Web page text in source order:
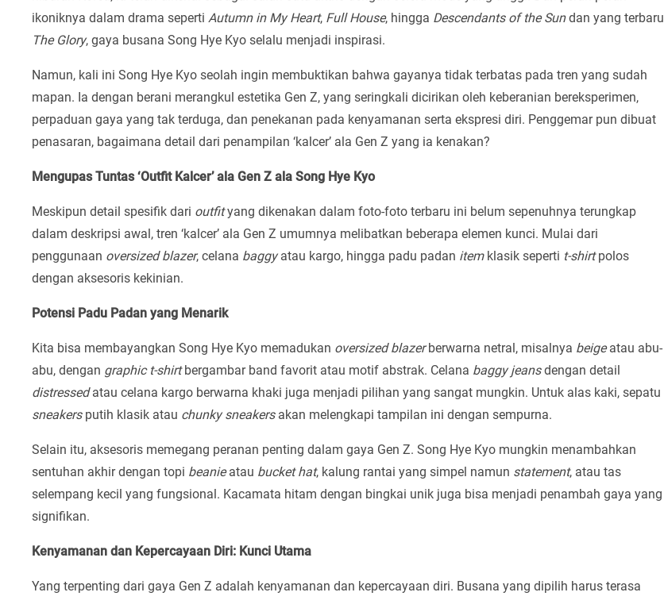
ikoniknya dalam drama seperti Autumn in My Heart, Full House, hingga Descendants of the Sundan yang terbaru
The Glory, gaya busana Song Hye Kyo selalu menjadi inspirasi.
Namun, kali ini Song Hye Kyo seolah ingin membuktikan bahwa gayanya tidak terbatas pada tren yang sudah
mapan. Ia dengan berani merangkul estetika Gen Z, yang seringkali dicirikan oleh keberanian bereksperimen,
perpaduan gaya yang tak terduga, dan penekanan pada kenyamanan serta ekspresi diri. Penggemar pun dibuat
penasaran, bagaimana detail dari penampilan ‘kalcer’ ala Gen Z yang ia kenakan?
Mengupas Tuntas ‘Outfit Kalcer’ ala Gen Z ala Song Hye Kyo
Meskipun detail spesifik dari outfityang dikenakan dalam foto-foto terbaru ini belum sepenuhnya terungkap
dalam deskripsi awal, tren ‘kalcer’ ala Gen Z umumnya melibatkan beberapa elemen kunci. Mulai dari
penggunaan oversized blazer, celana baggyatau kargo, hingga padu padan itemklasik seperti t-shirtpolos
dengan aksesoris kekinian.
Potensi Padu Padan yang Menarik
Kita bisa membayangkan Song Hye Kyo memadukan oversized blazerberwarna netral, misalnya beigeatau abu-
abu, dengan graphic t-shirtbergambar band favorit atau motif abstrak. Celana baggy jeansdengan detail
distressedatau celana kargo berwarna khaki juga menjadi pilihan yang sangat mungkin. Untuk alas kaki, sepatu
sneakersputih klasik atau chunky sneakersakan melengkapi tampilan ini dengan sempurna.
Selain itu, aksesoris memegang peranan penting dalam gaya Gen Z. Song Hye Kyo mungkin menambahkan
sentuhan akhir dengan topi beanieatau bucket hat, kalung rantai yang simpel namun statement, atau tas
selempang kecil yang fungsional. Kacamata hitam dengan bingkai unik juga bisa menjadi penambah gaya yang
signifikan.
Kenyamanan dan Kepercayaan Diri: Kunci Utama
Yang terpenting dari gaya Gen Z adalah kenyamanan dan kepercayaan diri. Busana yang dipilih harus terasa